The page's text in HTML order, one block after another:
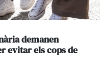
demanen
evitar els cops de